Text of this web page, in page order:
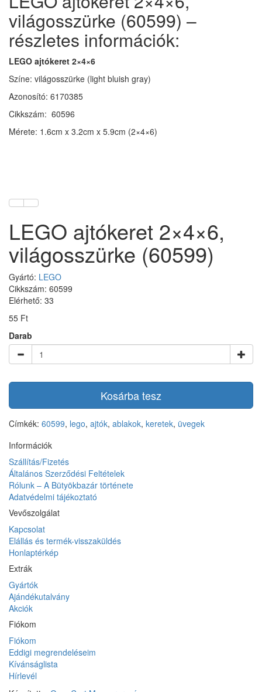
világosszürke (60599) –
részletes információk:
LEGO ajtókeret 2×4×6
Színe: világosszürke (light bluish gray)
Azonosító: 6170385
Cikkszám: 60596
Mérete: 1.6cm x 3.2cm x 5.9cm (2×4×6)
LEGO ajtókeret 2×4×6,
világosszürke (60599)
Gyártó: LEGO
Cikkszám: 60599
Elérhető: 33
55 Ft
Darab
Kosárba tesz
Címkék: 60599, lego, ajtók, ablakok, keretek, üvegek
Információk
Szállítás/Fizetés
Általános Szerződési Feltételek
Rólunk – A Bütyökbazár története
Adatvédelmi tájékoztató
Vevőszolgálat
Kapcsolat
Elállás és termék-visszaküldés
Honlaptérkép
Extrák
Gyártók
Ajándékutalvány
Akciók
Fiókom
Fiókom
Eddigi megrendeléseim
Kívánságlista
Hírlevél